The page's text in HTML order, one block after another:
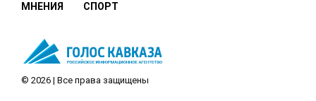
МНЕНИЯ СПОРТ
© 2026 | Все права защищены